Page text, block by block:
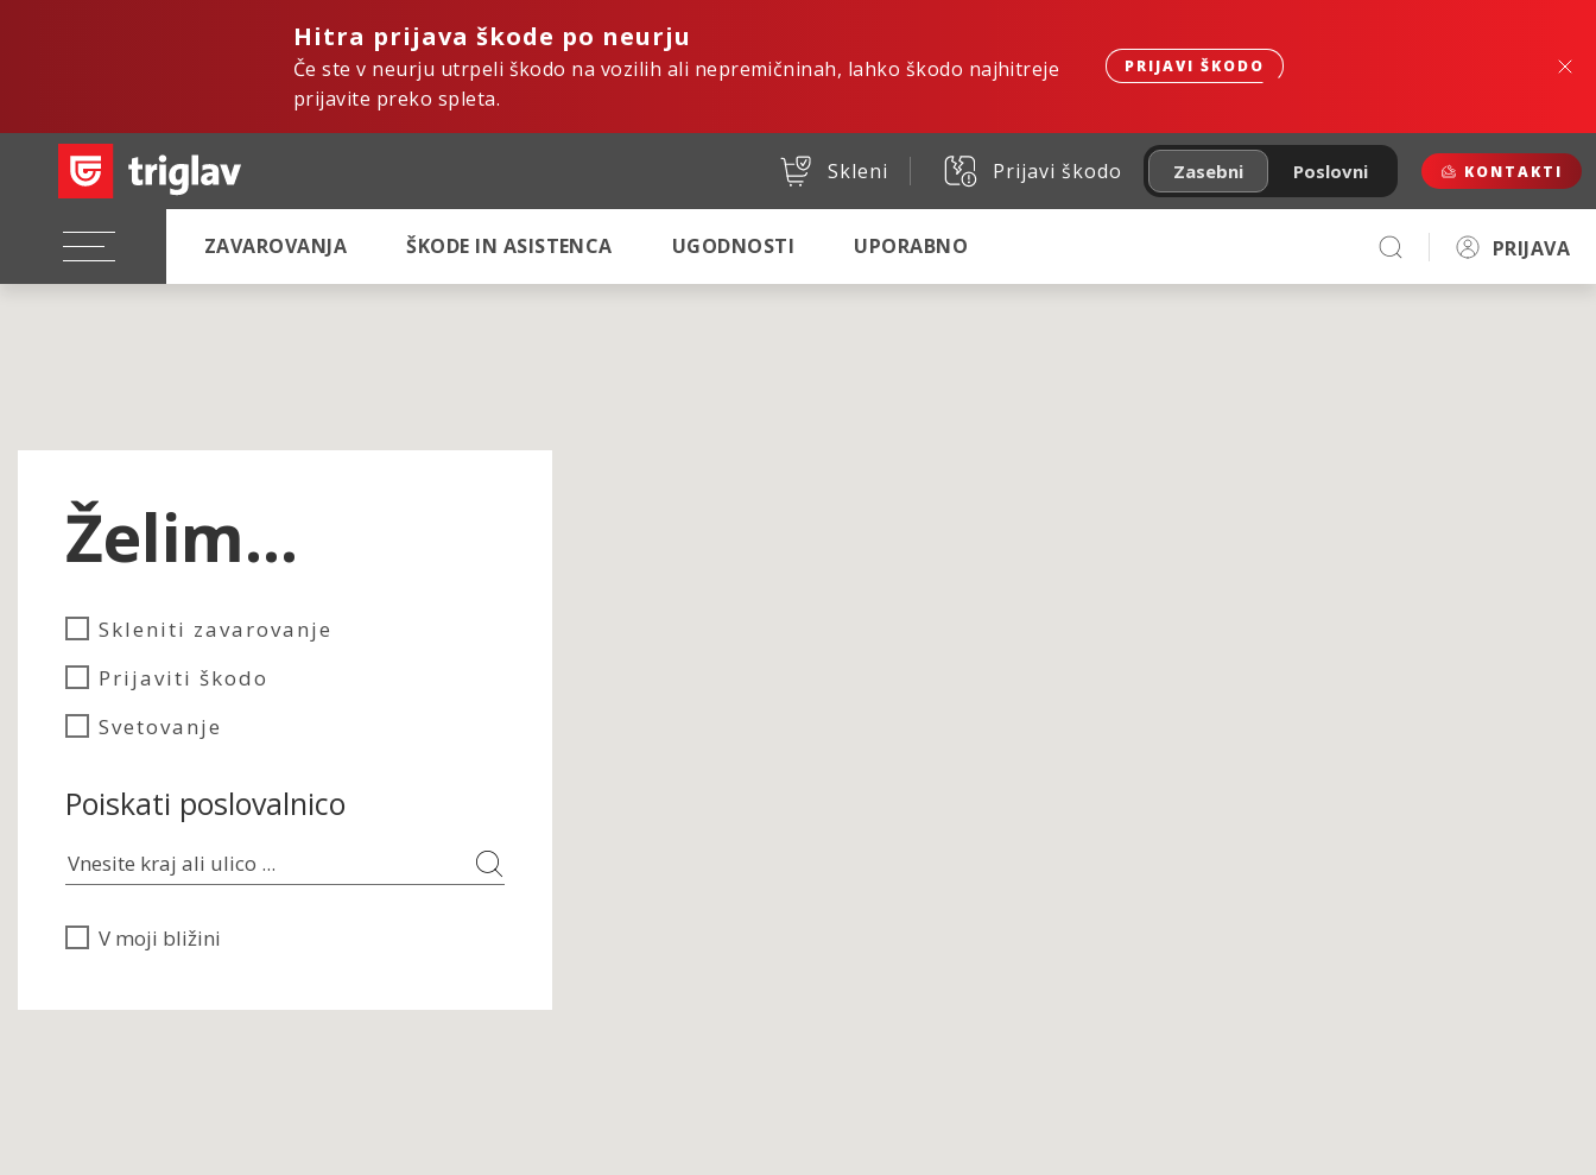
Hitra prijava škode po neurju
Če ste v neurju utrpeli škodo na vozilih ali nepremičninah, lahko škodo najhitreje
prijavite preko spleta.
PRIJAVI ŠKODO
Skleni Prijavi škodo Zasebni Poslovni KONTAKTI
ZAVAROVANJA ŠKODE IN ASISTENCA UGODNOSTI UPORABNO PRIJAVA
Želim...
Skleniti zavarovanje
Prijaviti škodo
Svetovanje
Poiskati poslovalnico
V moji bližini